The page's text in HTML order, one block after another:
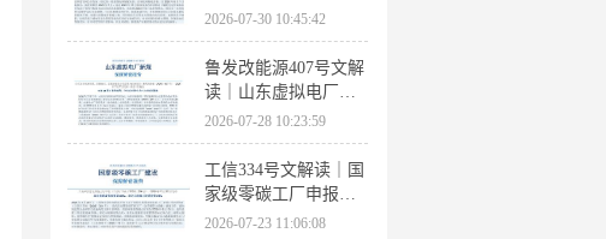
电价落地 电量电价下
调容量电价上调
2026-07-30 10:45:42
鲁发改能源407号文解
读｜山东虚拟电厂管
理办法全文 分布式光
伏打包入市规则详解
2026-07-28 10:23:59
工信334号文解读｜国
家级零碳工厂申报条
件、三大硬性指标、
2026-07-23 11:06:08